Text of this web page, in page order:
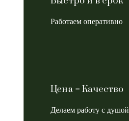
Работаем оперативно
Цена = Качество
Делаем работу с душой